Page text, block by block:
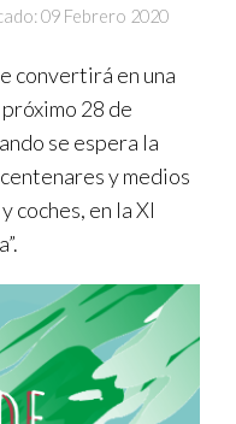
09 Febrero 2020
convertirá en una
28 de
se espera la
y medios
coches, en la XI